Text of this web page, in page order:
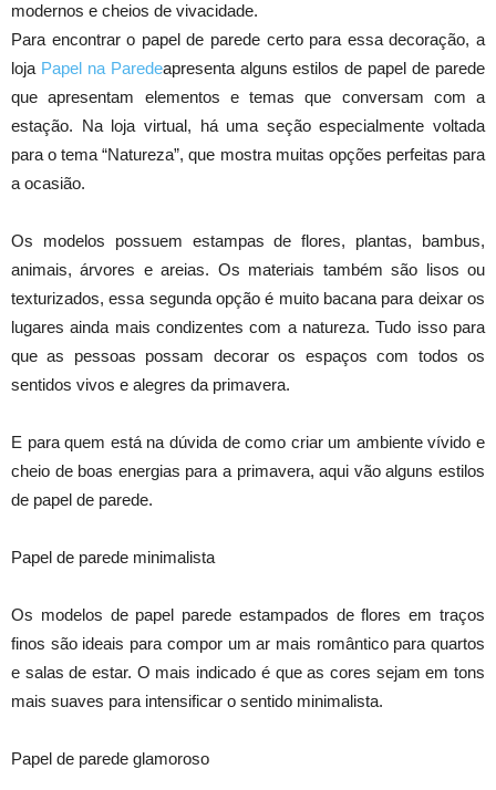
modernos e cheios de vivacidade.
Para encontrar o papel de parede certo para essa decoração, a
loja Papel na Paredeapresenta alguns estilos de papel de parede
que apresentam elementos e temas que conversam com a
estação. Na loja virtual, há uma seção especialmente voltada
para o tema “Natureza”, que mostra muitas opções perfeitas para
a ocasião.
Os modelos possuem estampas de flores, plantas, bambus,
animais, árvores e areias. Os materiais também são lisos ou
texturizados, essa segunda opção é muito bacana para deixar os
lugares ainda mais condizentes com a natureza. Tudo isso para
que as pessoas possam decorar os espaços com todos os
sentidos vivos e alegres da primavera.
E para quem está na dúvida de como criar um ambiente vívido e
cheio de boas energias para a primavera, aqui vão alguns estilos
de papel de parede.
Papel de parede minimalista
Os modelos de papel parede estampados de flores em traços
finos são ideais para compor um ar mais romântico para quartos
e salas de estar. O mais indicado é que as cores sejam em tons
mais suaves para intensificar o sentido minimalista.
Papel de parede glamoroso